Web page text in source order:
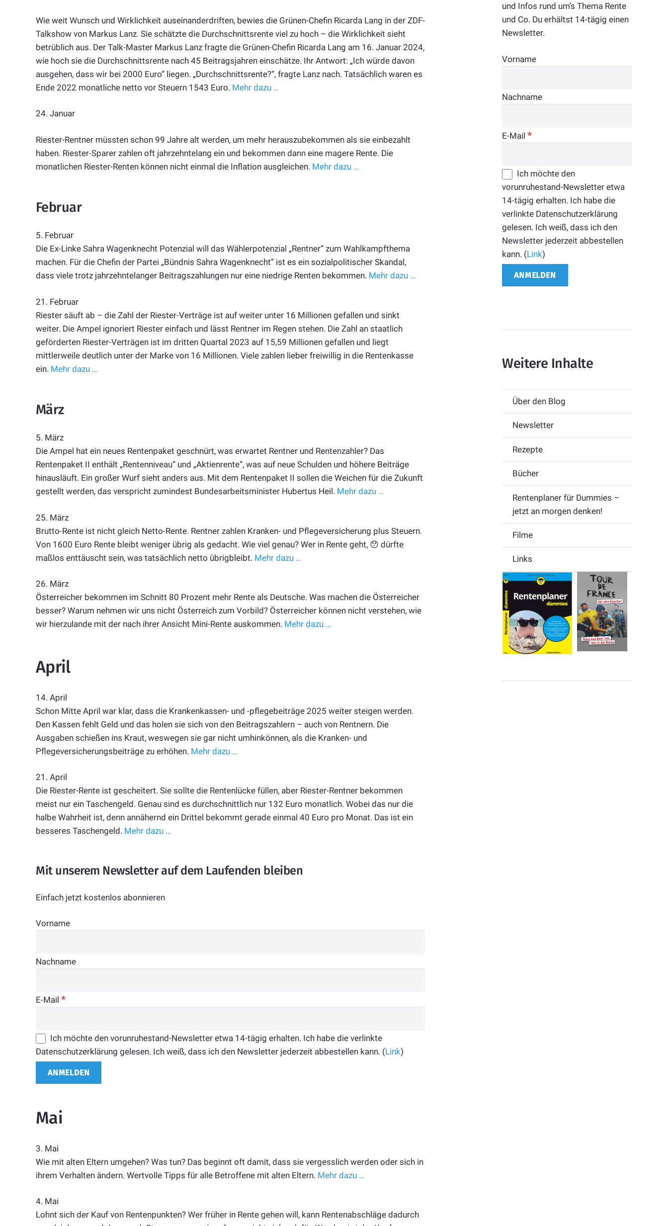
Wie weit Wunsch und Wirklichkeit auseinanderdriften, bewies die Grünen-Chefin Ricarda Lang in der ZDF-
Talkshow von Markus Lanz. Sie schätzte die Durchschnittsrente viel zu hoch – die Wirklichkeit sieht
betrüblich aus. Der Talk-Master Markus Lanz fragte die Grünen-Chefin Ricarda Lang am 16. Januar 2024,
wie hoch sie die Durchschnittsrente nach 45 Beitragsjahren einschätze. Ihr Antwort: „Ich würde davon
ausgehen, dass wir bei 2000 Euro“ liegen. „Durchschnittsrente?“, fragte Lanz nach. Tatsächlich waren es
Ende 2022 monatliche netto vor Steuern 1543 Euro. Mehr dazu …
24. Januar
Riester-Rentner müssten schon 99 Jahre alt werden, um mehr herauszubekommen als sie einbezahlt
haben. Riester-Sparer zahlen oft jahrzehntelang ein und bekommen dann eine magere Rente. Die
monatlichen Riester-Renten können nicht einmal die Inflation ausgleichen. Mehr dazu …
Februar
5. Februar
Die Ex-Linke Sahra Wagenknecht Potenzial will das Wählerpotenzial „Rentner“ zum Wahlkampfthema
machen. Für die Chefin der Partei „Bündnis Sahra Wagenknecht“ ist es ein sozialpolitischer Skandal,
dass viele trotz jahrzehntelanger Beitragszahlungen nur eine niedrige Renten bekommen. Mehr dazu …
21. Februar
Riester säuft ab – die Zahl der Riester-Verträge ist auf weiter unter 16 Millionen gefallen und sinkt
weiter. Die Ampel ignoriert Riester einfach und lässt Rentner im Regen stehen. Die Zahl an staatlich
geförderten Riester-Verträgen ist im dritten Quartal 2023 auf 15,59 Millionen gefallen und liegt
mittlerweile deutlich unter der Marke von 16 Millionen. Viele zahlen lieber freiwillig in die Rentenkasse
ein. Mehr dazu …
März
5. März
Die Ampel hat ein neues Rentenpaket geschnürt, was erwartet Rentner und Rentenzahler? Das
Rentenpaket II enthält „Rentenniveau“ und „Aktienrente“, was auf neue Schulden und höhere Beiträge
hinausläuft. Ein großer Wurf sieht anders aus. Mit dem Rentenpaket II sollen die Weichen für die Zukunft
gestellt werden, das verspricht zumindest Bundesarbeitsminister Hubertus Heil. Mehr dazu …
25. März
Brutto-Rente ist nicht gleich Netto-Rente. Rentner zahlen Kranken- und Pflegeversicherung plus Steuern.
Von 1600 Euro Rente bleibt weniger übrig als gedacht. Wie viel genau? Wer in Rente geht, 😯 dürfte
maßlos enttäuscht sein, was tatsächlich netto übrigbleibt. Mehr dazu …
26. März
Österreicher bekommen im Schnitt 80 Prozent mehr Rente als Deutsche. Was machen die Österreicher
besser? Warum nehmen wir uns nicht Österreich zum Vorbild? Österreicher können nicht verstehen, wie
wir hierzulande mit der nach ihrer Ansicht Mini-Rente auskommen. Mehr dazu …
April
14. April
Schon Mitte April war klar, dass die Krankenkassen- und -pflegebeiträge 2025 weiter steigen werden.
Den Kassen fehlt Geld und das holen sie sich von den Beitragszahlern – auch von Rentnern. Die
Ausgaben schießen ins Kraut, weswegen sie gar nicht umhinkönnen, als die Kranken- und
Pflegeversicherungsbeiträge zu erhöhen. Mehr dazu …
21. April
Die Riester-Rente ist gescheitert. Sie sollte die Rentenlücke füllen, aber Riester-Rentner bekommen
meist nur ein Taschengeld. Genau sind es durchschnittlich nur 132 Euro monatlich. Wobei das nur die
halbe Wahrheit ist, denn annähernd ein Drittel bekommt gerade einmal 40 Euro pro Monat. Das ist ein
besseres Taschengeld. Mehr dazu …
Mit unserem Newsletter auf dem Laufenden bleiben
Einfach jetzt kostenlos abonnieren
Vorname
Nachname
E-Mail *
Ich möchte den vorunruhestand-Newsletter etwa 14-tägig erhalten. Ich habe die verlinkte
Datenschutzerklärung gelesen. Ich weiß, dass ich den Newsletter jederzeit abbestellen kann. (Link)
Mai
3. Mai
Wie mit alten Eltern umgehen? Was tun? Das beginnt oft damit, dass sie vergesslich werden oder sich in
ihrem Verhalten ändern. Wertvolle Tipps für alle Betroffene mit alten Eltern. Mehr dazu …
4. Mai
Lohnt sich der Kauf von Rentenpunkten? Wer früher in Rente gehen will, kann Rentenabschläge dadurch
und Infos rund um’s Thema Rente
und Co. Du erhältst 14-tägig einen
Newsletter.
Vorname
Nachname
E-Mail*
Ich möchte den
vorunruhestand-Newsletter etwa
14-tägig erhalten. Ich habe die
verlinkte Datenschutzerklärung
gelesen. Ich weiß, dass ich den
Newsletter jederzeit abbestellen
kann. (Link)
Weitere Inhalte
Über den Blog
Newsletter
Rezepte
Bücher
Rentenplaner für Dummies –
jetzt an morgen denken!
Filme
Links